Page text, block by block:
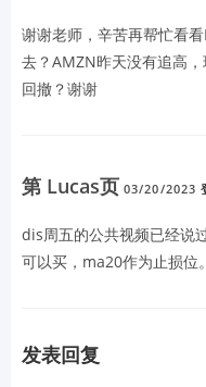
谢谢老师，辛苦再帮忙看
去？AMZN昨天没有追高
回撤？谢谢
第 Lucas页 03/20/2023
dis周五的公共视频已经说
可以买，ma20作为止损位。
发表回复